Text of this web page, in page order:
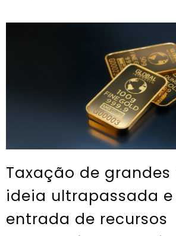
Taxação de
ideia ultrapassada
entrada de recursos